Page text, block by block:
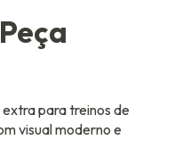
para treinos de
visual moderno e